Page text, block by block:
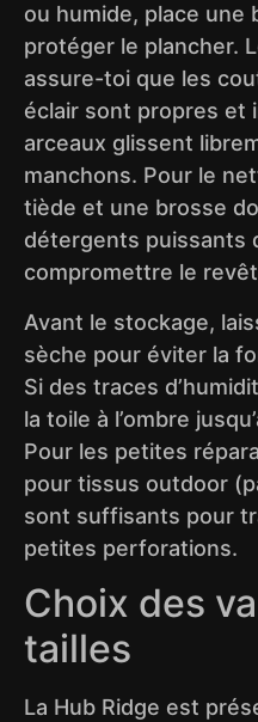
ou humide, place une
protéger le plancher.
assure-toi que les
éclair sont propres et
arceaux glissent
manchons. Pour le
tiède et une brosse
détergents puissants
compromettre le
Avant le stockage,
sèche pour éviter la
Si des traces
la toile à l’ombre
Pour les petites
pour tissus outdoor
sont suffisants pour
petites perforations.
Choix des
tailles
La Hub Ridge est